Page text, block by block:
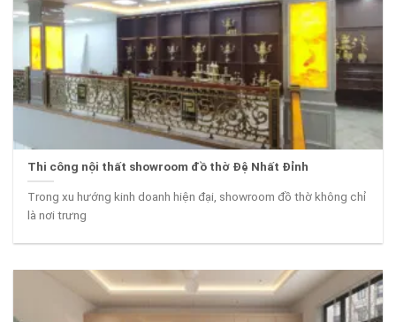
Thi công nội thất showroom đồ thờ Đệ Nhất Đỉnh
Trong xu hướng kinh doanh hiện đại, showroom đồ thờ không chỉ
là nơi trưng